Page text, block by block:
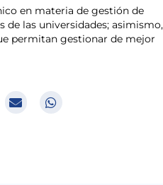
en materia de gestión de
de las universidades; asimismo,
permitan gestionar de mejor